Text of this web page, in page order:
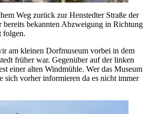
Weg zurück zur Henstedter Straße der
bereits bekannten Abzweigung in Richtung
folgen.
am kleinen Dorfmuseum vorbei in dem
früher war. Gegenüber auf der linken
einer alten Windmühle. Wer das Museum
sich vorher informieren da es nicht immer